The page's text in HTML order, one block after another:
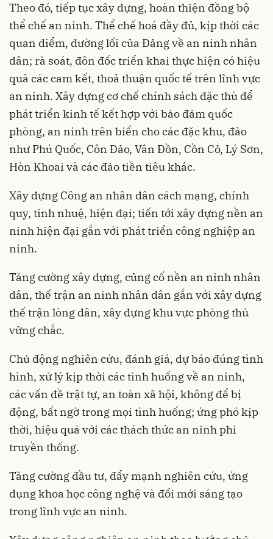
Theo đó, tiếp tục xây dựng, hoàn thiện đồng bộ
thể chế an ninh. Thể chế hoá đầy đủ, kịp thời các
quan điểm, đường lối của Đảng về an ninh nhân
dân; rà soát, đôn đốc triển khai thực hiện có hiệu
quả các cam kết, thoả thuận quốc tế trên lĩnh vực
an ninh. Xây dựng cơ chế chính sách đặc thù để
phát triển kinh tế kết hợp với bảo đảm quốc
phòng, an ninh trên biển cho các đặc khu, đảo
như Phú Quốc, Côn Đảo, Vân Đồn, Cồn Cỏ, Lý Sơn,
Hòn Khoai và các đảo tiền tiêu khác.
Xây dựng Công an nhân dân cách mạng, chính
quy, tinh nhuệ, hiện đại; tiến tới xây dựng nền an
ninh hiện đại gắn với phát triển công nghiệp an
ninh.
Tăng cường xây dựng, củng cố nền an ninh nhân
dân, thế trận an ninh nhân dân gắn với xây dựng
thế trận lòng dân, xây dựng khu vực phòng thủ
vững chắc.
Chủ động nghiên cứu, đánh giá, dự báo đúng tình
hình, xử lý kịp thời các tình huống về an ninh,
các vấn đề trật tự, an toàn xã hội, không để bị
động, bất ngờ trong mọi tình huống; ứng phó kịp
thời, hiệu quả với các thách thức an ninh phi
truyền thống.
Tăng cường đầu tư, đẩy mạnh nghiên cứu, ứng
dụng khoa học công nghệ và đổi mới sáng tạo
trong lĩnh vực an ninh.